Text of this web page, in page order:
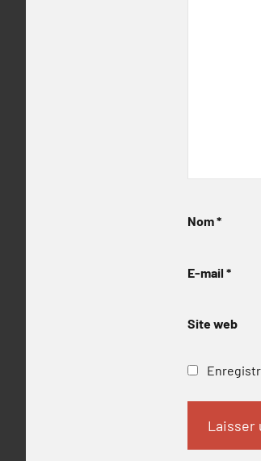
Nom*
E-mail *
Site web